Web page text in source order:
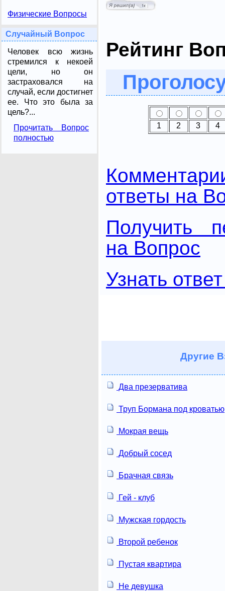
Физические Вопросы
Случайный Вопрос
Человек всю жизнь
стремился к некоей
цели, но он
застраховался на
случай, если достигнет
ее. Что это была за
цель?...
Прочитать Вопрос
полностью
Рейтинг
1 2 3 4
ответы на
Получить
на Вопрос
Узнать
Другие
Два презерватива
Труп Бормана под кроватью
Мокрая вещь
Добрый сосед
Брачная связь
Гей - клуб
Мужская гордость
Второй ребенок
Пустая квартира
Не девушка